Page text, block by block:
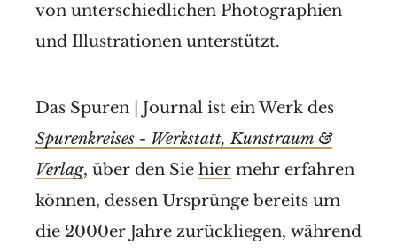
von unterschiedlichen Photographien
und Illustrationen unterstützt.
Das Spuren | Journal ist ein Werk des
Spurenkreises - Werkstatt, Kunstraum &
Verlag, über den Sie hier mehr erfahren
können, dessen Ursprünge bereits um
die 2000er Jahre zurückliegen, während